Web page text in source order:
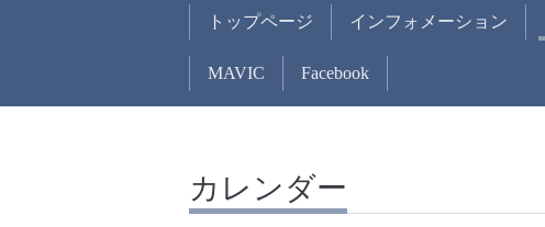
トップページ インフォメーション
MAVIC Facebook
カレンダー